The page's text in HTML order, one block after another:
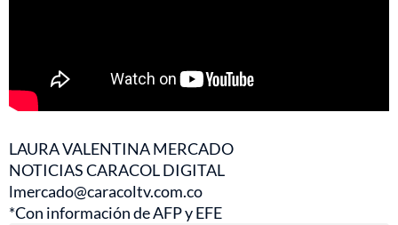
LAURA VALENTINA MERCADO
NOTICIAS CARACOL DIGITAL
lmercado@caracoltv.com.co
*Con información de AFP y EFE